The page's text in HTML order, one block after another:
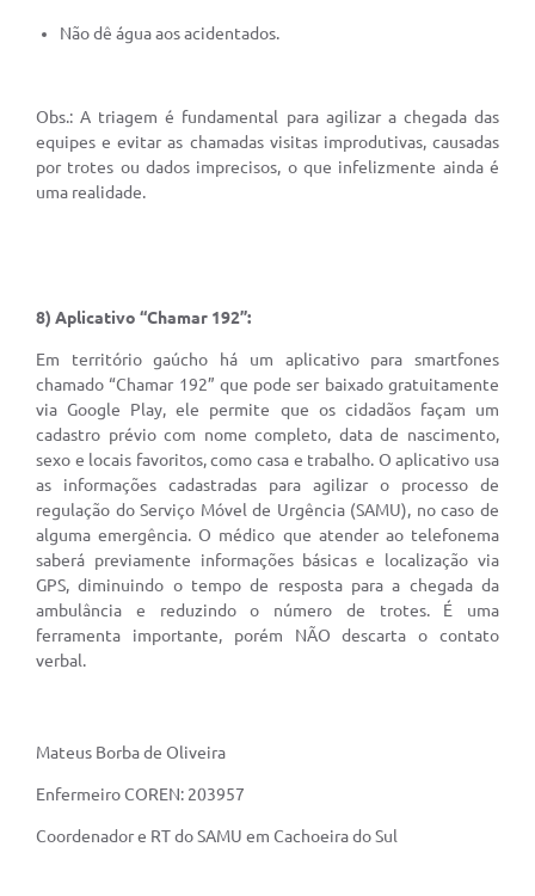
Não dê água aos acidentados.
Obs.: A triagem é fundamental para agilizar a chegada das
equipes e evitar as chamadas visitas improdutivas, causadas
por trotes ou dados imprecisos, o que infelizmente ainda é
uma realidade.
8) Aplicativo “Chamar 192”:
Em território gaúcho há um aplicativo para smartfones
chamado “Chamar 192” que pode ser baixado gratuitamente
via Google Play, ele permite que os cidadãos façam um
cadastro prévio com nome completo, data de nascimento,
sexo e locais favoritos, como casa e trabalho. O aplicativo usa
as informações cadastradas para agilizar o processo de
regulação do Serviço Móvel de Urgência (SAMU), no caso de
alguma emergência. O médico que atender ao telefonema
saberá previamente informações básicas e localização via
GPS, diminuindo o tempo de resposta para a chegada da
ambulância e reduzindo o número de trotes. É uma
ferramenta importante, porém NÃO descarta o contato
verbal.
Mateus Borba de Oliveira
Enfermeiro COREN: 203957
Coordenador e RT do SAMU em Cachoeira do Sul